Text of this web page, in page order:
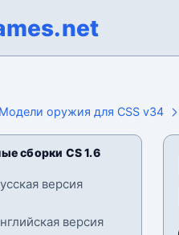
Модели оружия для CSS v34
сборки CS 1.6
версия
версия